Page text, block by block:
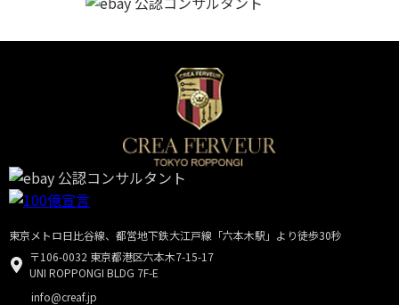
東京メトロ日比谷線、都営地下鉄大江戸線「六本木駅」より徒歩30秒
〒106-0032 東京都港区六本木7-15-17
UNI ROPPONGI BLDG 7F-E
info@creaf.jp